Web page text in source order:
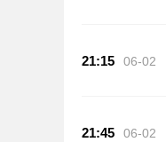
21:15 06-02
21:45 06-02